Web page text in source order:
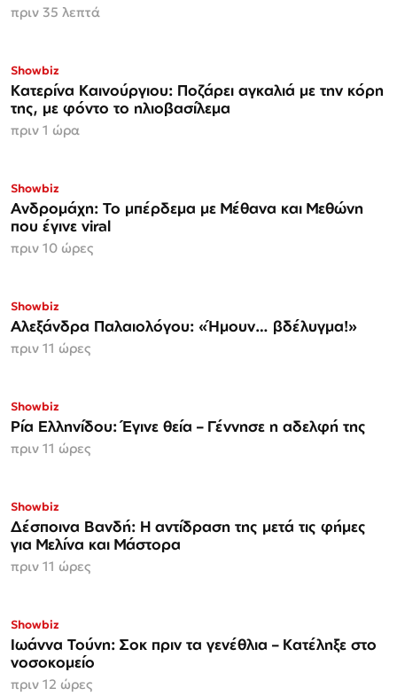
πριν 35 λεπτά
Showbiz
Κατερίνα Καινούργιου: Ποζάρει αγκαλιά με την κόρη
της, με φόντο το ηλιοβασίλεμα
πριν 1 ώρα
Showbiz
Ανδρομάχη: Το μπέρδεμα με Μέθανα και Μεθώνη
που έγινε viral
πριν 10 ώρες
Showbiz
Αλεξάνδρα Παλαιολόγου: «Ήμουν… βδέλυγμα!»
πριν 11 ώρες
Showbiz
Ρία Ελληνίδου: Έγινε θεία – Γέννησε η αδελφή της
πριν 11 ώρες
Showbiz
Δέσποινα Βανδή: Η αντίδραση της μετά τις φήμες
για Μελίνα και Μάστορα
πριν 11 ώρες
Showbiz
Ιωάννα Τούνη: Σοκ πριν τα γενέθλια – Κατέληξε στο
νοσοκομείο
πριν 12 ώρες